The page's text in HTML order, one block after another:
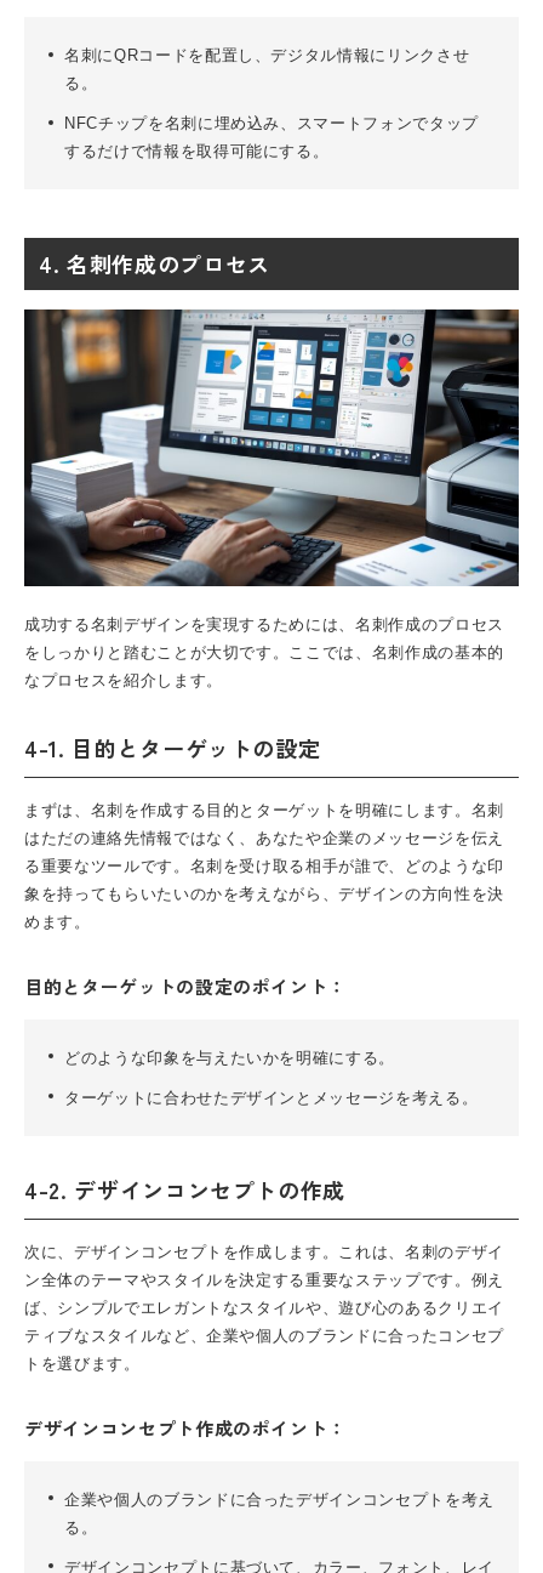
名刺にQRコードを配置し、デジタル情報にリンクさせ
る。
NFCチップを名刺に埋め込み、スマートフォンでタップ
するだけで情報を取得可能にする。
4. 名刺作成のプロセス
成功する名刺デザインを実現するためには、名刺作成のプロセス
をしっかりと踏むことが大切です。ここでは、名刺作成の基本的
なプロセスを紹介します。
4-1. 目的とターゲットの設定
まずは、名刺を作成する目的とターゲットを明確にします。名刺
はただの連絡先情報ではなく、あなたや企業のメッセージを伝え
る重要なツールです。名刺を受け取る相手が誰で、どのような印
象を持ってもらいたいのかを考えながら、デザインの方向性を決
めます。
目的とターゲットの設定のポイント：
どのような印象を与えたいかを明確にする。
ターゲットに合わせたデザインとメッセージを考える。
4-2. デザインコンセプトの作成
次に、デザインコンセプトを作成します。これは、名刺のデザイ
ン全体のテーマやスタイルを決定する重要なステップです。例え
ば、シンプルでエレガントなスタイルや、遊び心のあるクリエイ
ティブなスタイルなど、企業や個人のブランドに合ったコンセプ
トを選びます。
デザインコンセプト作成のポイント：
企業や個人のブランドに合ったデザインコンセプトを考え
る。
デザインコンセプトに基づいて、カラー、フォント、レイ